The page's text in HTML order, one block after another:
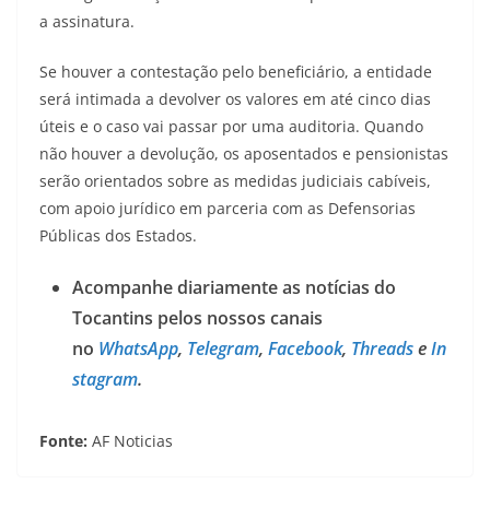
a assinatura.
Se houver a contestação pelo beneficiário, a entidade
será intimada a devolver os valores em até cinco dias
úteis e o caso vai passar por uma auditoria. Quando
não houver a devolução, os aposentados e pensionistas
serão orientados sobre as medidas judiciais cabíveis,
com apoio jurídico em parceria com as Defensorias
Públicas dos Estados.
Acompanhe diariamente as notícias do
Tocantins pelos nossos canais
no WhatsApp, Telegram, Facebook, ThreadseIn
stagram.
Fonte: AF Noticias